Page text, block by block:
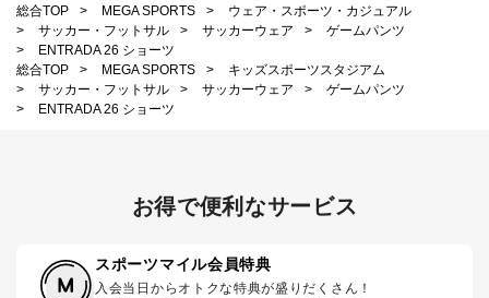
総合TOP
> MEGA SPORTS >
ウェア・スポーツ・カジュアル
>
サッカー・フットサル > サッカーウェア >
ゲームパンツ
>
ENTRADA 26 ショーツ
総合TOP
> MEGA SPORTS >
キッズスポーツスタジアム
>
サッカー・フットサル > サッカーウェア >
ゲームパンツ
>
ENTRADA 26 ショーツ
お得で便利なサービス
スポーツマイル会員特典
入会当日からオトクな特典が盛りだくさん！